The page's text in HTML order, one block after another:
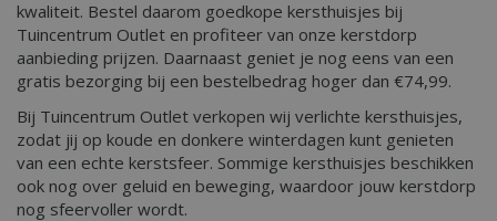
kwaliteit. Bestel daarom goedkope kersthuisjes bij
Tuincentrum Outlet en profiteer van onze kerstdorp
aanbieding prijzen. Daarnaast geniet je nog eens van een
gratis bezorging bij een bestelbedrag hoger dan €74,99.
Bij Tuincentrum Outlet verkopen wij verlichte kersthuisjes,
zodat jij op koude en donkere winterdagen kunt genieten
van een echte kerstsfeer. Sommige kersthuisjes beschikken
ook nog over geluid en beweging, waardoor jouw kerstdorp
nog sfeervoller wordt.